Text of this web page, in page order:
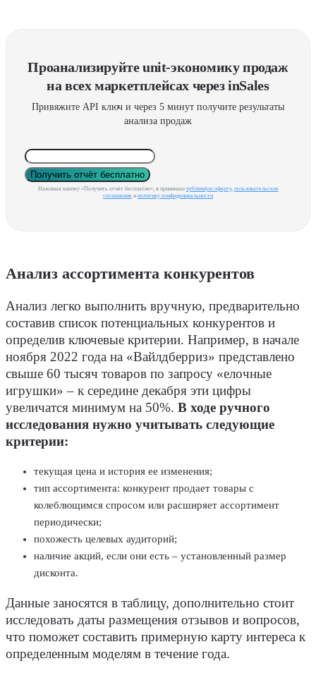
Проанализируйте unit-экономику продаж
на всех маркетплейсах через inSales
Привяжите API ключ и через 5 минут получите результаты
анализа продаж
Получить отчёт бесплатно
Нажимая кнопку «Получить отчёт бесплатно», я принимаю публичную оферту, пользовательское
соглашение и политику конфиденциальности
Анализ ассортимента конкурентов
Анализ легко выполнить вручную, предварительно
составив список потенциальных конкурентов и
определив ключевые критерии. Например, в начале
ноября 2022 года на «Вайлдберриз» представлено
свыше 60 тысяч товаров по запросу «елочные
игрушки» – к середине декабря эти цифры
увеличатся минимум на 50%. В ходе ручного
исследования нужно учитывать следующие
критерии:
текущая цена и история ее изменения;
тип ассортимента: конкурент продает товары с
колеблющимся спросом или расширяет ассортимент
периодически;
похожесть целевых аудиторий;
наличие акций, если они есть – установленный размер
дисконта.
Данные заносятся в таблицу, дополнительно стоит
исследовать даты размещения отзывов и вопросов,
что поможет составить примерную карту интереса к
определенным моделям в течение года.